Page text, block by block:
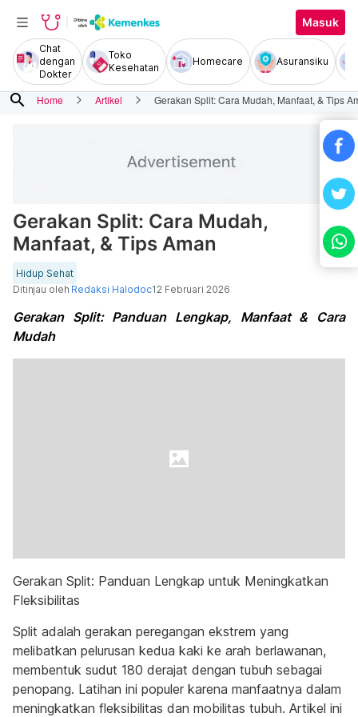
Masuk
Chat
dengan
Dokter
Toko
Kesehatan
Homecare Asuransiku
search Home Artikel Gerakan Split: Cara Mudah, Manfaat, & Tips
Gerakan Split: Cara Mudah,
Manfaat, & Tips Aman
Hidup Sehat
Ditinjau oleh Redaksi Halodoc12 Februari 2026
Gerakan Split: Panduan Lengkap, Manfaat & Cara
Mudah
Gerakan Split: Panduan Lengkap untuk Meningkatkan
Fleksibilitas
Split adalah gerakan peregangan ekstrem yang
melibatkan pelurusan kedua kaki ke arah berlawanan,
membentuk sudut 180 derajat dengan tubuh sebagai
penopang. Latihan ini populer karena manfaatnya dalam
meningkatkan fleksibilitas dan mobilitas tubuh. Artikel ini